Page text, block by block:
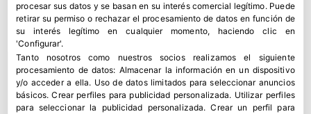
Rovensa Next impulsa biosoluciones frente al coste de los
fertilizantes
procesar sus datos y se basan en su interés comercial legítimo. Puede
retirar su permiso o rechazar el procesamiento de datos en función de
su interés legítimo en cualquier momento, haciendo clic en
'Configurar'.
Tanto nosotros como nuestros socios realizamos el siguiente
procesamiento de datos: Almacenar la información en un dispositivo
y/o acceder a ella. Uso de datos limitados para seleccionar anuncios
básicos.Crear perfiles para publicidad personalizada. Utilizar perfiles
para seleccionar la publicidad personalizada.Crear un perfil para